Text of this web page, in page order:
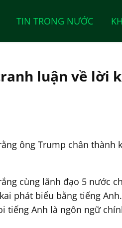
TIN TRONG NƯỚC
luận về lời
ông Trump chân thành
cùng lãnh đạo 5 nước
phát biểu bằng tiếng
tiếng Anh là ngôn ngữ